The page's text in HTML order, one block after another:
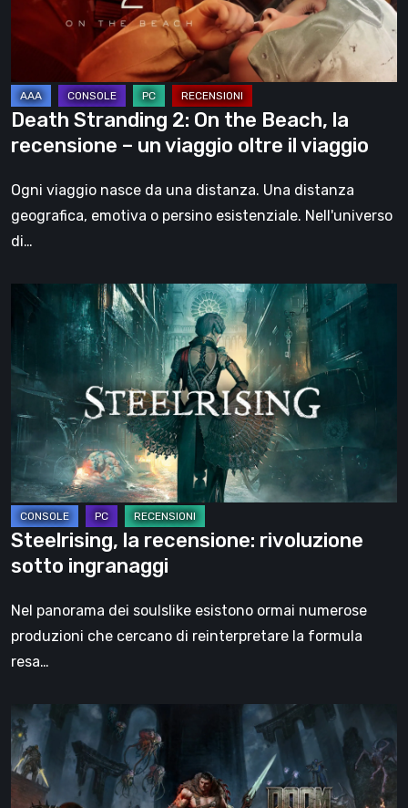
recensione
–
un
viaggio
oltre
il
Death Stranding 2: On the Beach, la
recensione – un viaggio oltre il viaggio
Ogni viaggio nasce da una distanza. Una distanza
geografica, emotiva o persino esistenziale. Nell'universo
di…
Steelrising,
recensione:
rivoluzione
sotto
ingranaggi
Steelrising, la recensione: rivoluzione
sotto ingranaggi
Nel panorama dei soulslike esistono ormai numerose
produzioni che cercano di reinterpretare la formula
resa…
DOOM:
The
Dark
Ages